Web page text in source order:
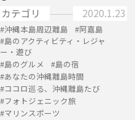
カテゴリ 2020.1.23
沖縄本島周辺離島
阿嘉島
島のアクティビティ・レジャ
ー・遊び
島のグルメ
島の宿
あなたの沖縄離島時間
ココロ巡る、沖縄離島たび
フォトジェニック旅
マリンスポーツ